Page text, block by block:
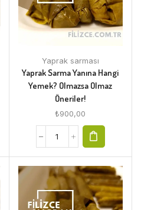
Yaprak sarması
Yaprak Sarma Yanına Hangi
Yemek? Olmazsa Olmaz
Öneriler!
₺900,00